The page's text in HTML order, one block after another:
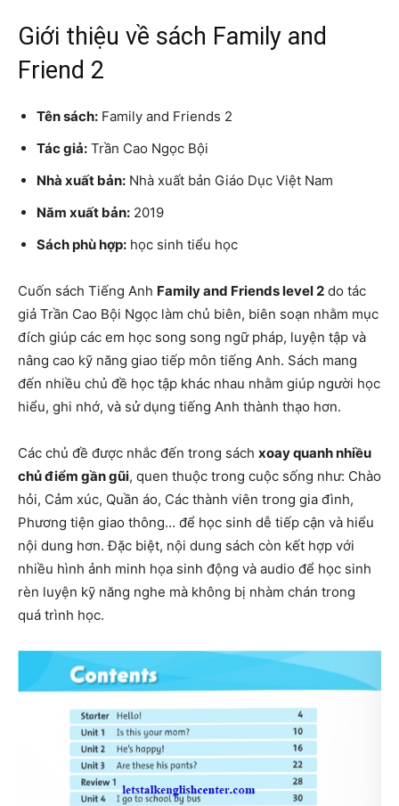
Giới thiệu về sách Family and
Friend 2
Tên sách: Family and Friends 2
Tác giả: Trần Cao Ngọc Bội
Nhà xuất bản: Nhà xuất bản Giáo Dục Việt Nam
Năm xuất bản: 2019
Sách phù hợp: học sinh tiểu học
Cuốn sách Tiếng Anh Family and Friends level 2 do tác
giả Trần Cao Bội Ngọc làm chủ biên, biên soạn nhằm mục
đích giúp các em học song song ngữ pháp, luyện tập và
nâng cao kỹ năng giao tiếp môn tiếng Anh. Sách mang
đến nhiều chủ đề học tập khác nhau nhằm giúp người học
hiểu, ghi nhớ, và sử dụng tiếng Anh thành thạo hơn.
Các chủ đề được nhắc đến trong sách xoay quanh nhiều
chủ điểm gần gũi, quen thuộc trong cuộc sống như: Chào
hỏi, Cảm xúc, Quần áo, Các thành viên trong gia đình,
Phương tiện giao thông… để học sinh dễ tiếp cận và hiểu
nội dung hơn. Đặc biệt, nội dung sách còn kết hợp với
nhiều hình ảnh minh họa sinh động và audio để học sinh
rèn luyện kỹ năng nghe mà không bị nhàm chán trong
quá trình học.